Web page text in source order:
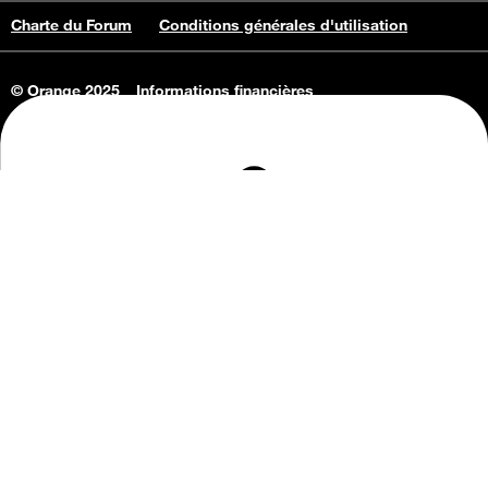
Charte du Forum Conditions générales d'utilisation
© Orange 2025
Informations financières